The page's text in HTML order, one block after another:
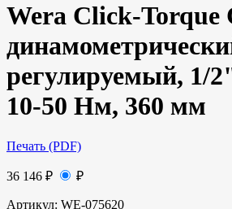
Wera Click-
регулируемый, 1/
10-50 Нм, 360 мм
Печать (PDF)
36 146 ₽ ₽
Артикул: WE-075620